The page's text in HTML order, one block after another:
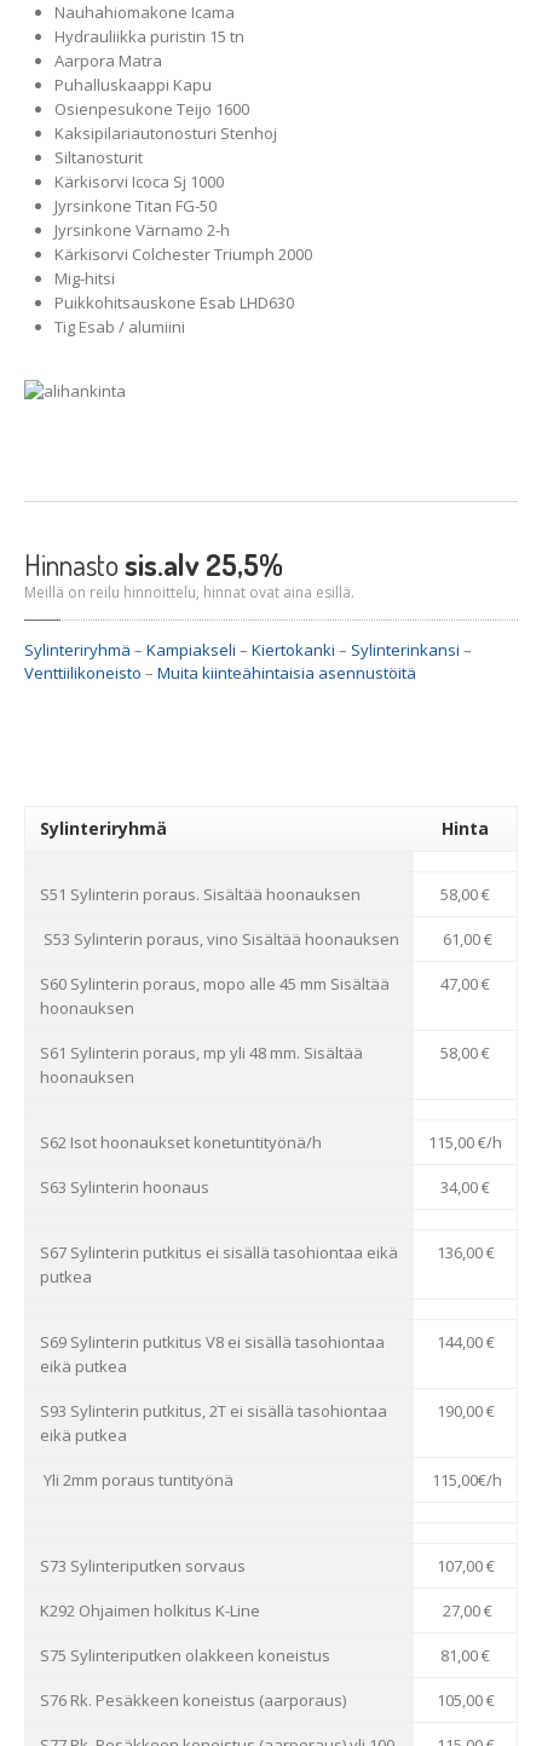
Nauhahiomakone Icama
Hydrauliikka puristin 15 tn
Aarpora Matra
Puhalluskaappi Kapu
Osienpesukone Teijo 1600
Kaksipilariautonosturi Stenhoj
Siltanosturit
Kärkisorvi Icoca Sj 1000
Jyrsinkone Titan FG-50
Jyrsinkone Värnamo 2-h
Kärkisorvi Colchester Triumph 2000
Mig-hitsi
Puikkohitsauskone Esab LHD630
Tig Esab / alumiini
Hinnastosis.alv 25,5%
Meillä on reilu hinnoittelu, hinnat ovat aina esillä.
Sylinteriryhmä – Kampiakseli – Kiertokanki – Sylinterinkansi –
Venttiilikoneisto – Muita kiinteähintaisia asennustöitä
Sylinteriryhmä Hinta
S51 Sylinterin poraus. Sisältää hoonauksen 58,00 €
S53 Sylinterin poraus, vino Sisältää hoonauksen 61,00 €
S60 Sylinterin poraus, mopo alle 45 mm Sisältää
hoonauksen
47,00 €
S61 Sylinterin poraus, mp yli 48 mm. Sisältää
hoonauksen
58,00 €
S62 Isot hoonaukset konetuntityönä/h 115,00 €/h
S63 Sylinterin hoonaus 34,00 €
S67 Sylinterin putkitus ei sisällä tasohiontaa eikä
putkea
136,00 €
S69 Sylinterin putkitus V8 ei sisällä tasohiontaa
eikä putkea
144,00 €
S93 Sylinterin putkitus, 2T ei sisällä tasohiontaa
eikä putkea
190,00 €
Yli 2mm poraus tuntityönä 115,00€/h
S73 Sylinteriputken sorvaus 107,00 €
K292 Ohjaimen holkitus K-Line 27,00 €
S75 Sylinteriputken olakkeen koneistus 81,00 €
S76 Rk. Pesäkkeen koneistus (aarporaus) 105,00 €